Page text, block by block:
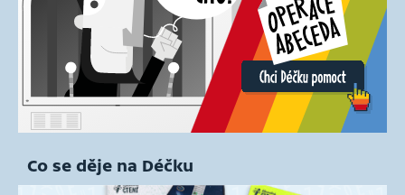
Co se děje na Déčku